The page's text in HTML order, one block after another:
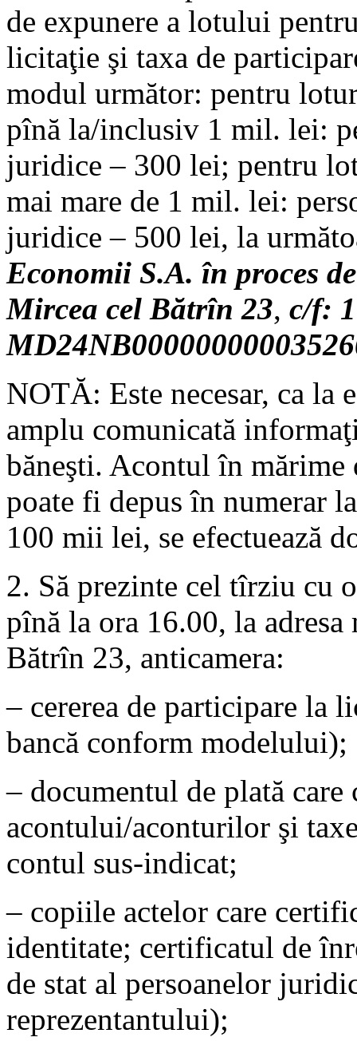
de expunere a lotului
licitaţie şi taxa de
modul următor: pentru
pînă la/inclusiv 1 mil. lei:
juridice – 300 lei; pentru
mai mare de 1 mil. lei:
juridice – 500 lei, la
Economii S.A. în proces
Mircea cel Bătrîn 23, c/f:
NOTĂ: Este necesar, ca la
amplu comunicată
băneşti. Acontul în
poate fi depus în numerar
100 mii lei, se efectuează
2. Să prezinte cel tîrziu cu
pînă la ora 16.00, la
Bătrîn 23, anticamera:
– cererea de participare la
bancă conform modelului);
– documentul de plată care
acontului/aconturilor şi
contul sus-indicat;
– copiile actelor care
identitate; certificatul de
de stat al persoanelor
reprezentantului);